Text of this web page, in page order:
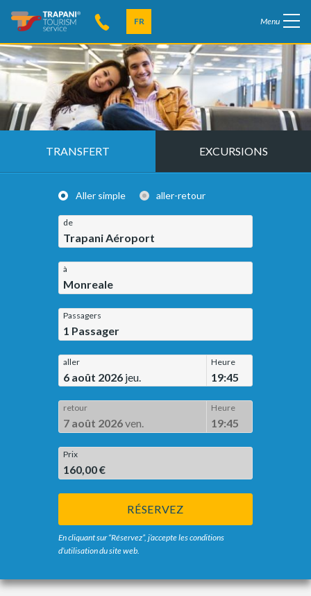
FR Menu
TRANSFERT EXCURSIONS
Aller simple aller-retour
de
Trapani Aéroport
à
Monreale
Passagers
1 Passager
aller
6 août 2026 jeu.
Heure
19:45
retour
7 août 2026ven.
Heure
19:45
Prix
160,00 €
RÉSERVEZ
En cliquant sur “Réservez”, j’accepte les conditions
d’utilisation du site web.